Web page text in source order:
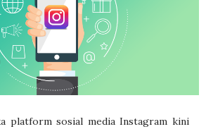
platform sosial media Instagram kini